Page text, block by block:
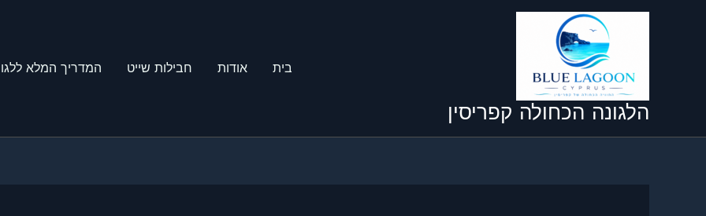
הלגונה הכחולה קפריסין
בית אודות חבילות שייט המדריך המלא